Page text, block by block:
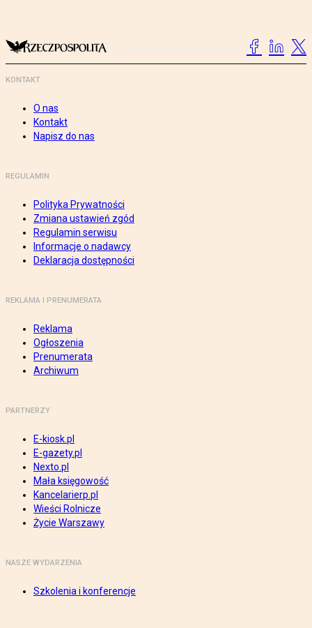
KONTAKT
O nas
Kontakt
Napisz do nas
REGULAMIN
Polityka Prywatności
Zmiana ustawień zgód
Regulamin serwisu
Informacje o nadawcy
Deklaracja dostępności
REKLAMA I PRENUMERATA
Reklama
Ogłoszenia
Prenumerata
Archiwum
PARTNERZY
E-kiosk.pl
E-gazety.pl
Nexto.pl
Mała księgowość
Kancelarierp.pl
Wieści Rolnicze
Życie Warszawy
NASZE WYDARZENIA
Szkolenia i konferencje